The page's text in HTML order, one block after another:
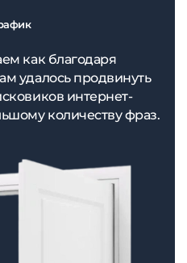
как благодаря
удалось продвинуть
интернет-
количеству фраз.